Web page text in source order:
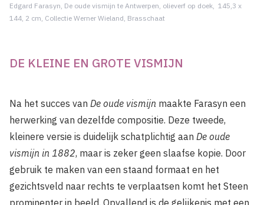
Edgard Farasyn, De oude vismijn te Antwerpen, olieverf op doek, 145,3 x
144, 2 cm, Collectie Werner Wieland, Brasschaat
DE KLEINE EN GROTE VISMIJN
Na het succes van De oude vismijn maakte Farasyn een
herwerking van dezelfde compositie. Deze tweede,
kleinere versie is duidelijk schatplichtig aan De oude
vismijn in 1882, maar is zeker geen slaafse kopie. Door
gebruik te maken van een staand formaat en het
gezichtsveld naar rechts te verplaatsen komt het Steen
prominenter in beeld. Opvallend is de gelijkenis met een